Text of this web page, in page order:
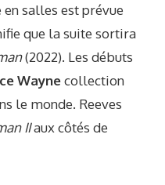
salles est prévue
que la suite sortira
(2022). Les débuts
Waynecollection
le monde. Reeves
IIaux côtés de